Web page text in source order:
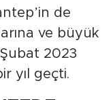
de
ve büyük
2023
yıl geçti.